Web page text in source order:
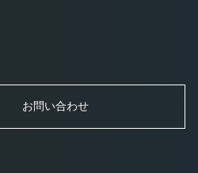
お問い合わせ